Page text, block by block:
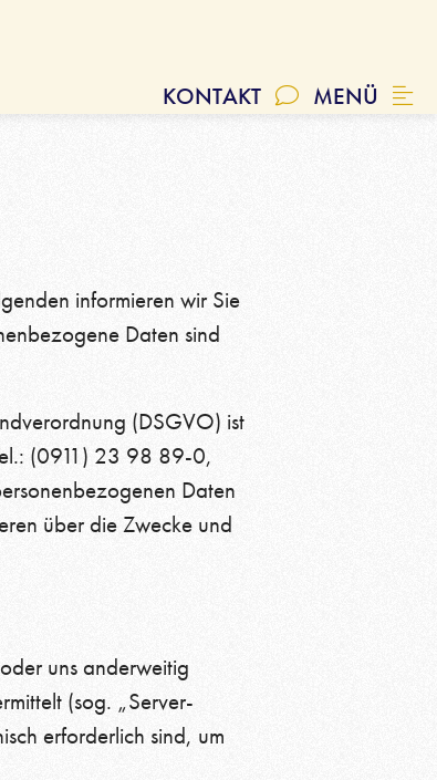
KONTAKT MENÜ
informieren wir Sie
Daten sind
(DSGVO) ist
(0911) 23 98 89-0,
Daten
über die Zwecke und
uns anderweitig
(sog. „Server-
erforderlich sind, um